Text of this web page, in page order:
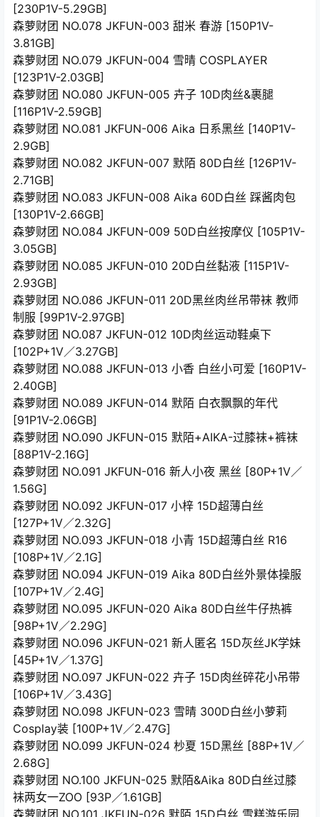
[230P1V-5.29GB]
森萝财团 NO.078 JKFUN-003 甜米 春游 [150P1V-
3.81GB]
森萝财团 NO.079 JKFUN-004 雪晴 COSPLAYER
[123P1V-2.03GB]
森萝财团 NO.080 JKFUN-005 卉子 10D肉丝&裹腿
[116P1V-2.59GB]
森萝财团 NO.081 JKFUN-006 Aika 日系黑丝 [140P1V-
2.9GB]
森萝财团 NO.082 JKFUN-007 默陌 80D白丝 [126P1V-
2.71GB]
森萝财团 NO.083 JKFUN-008 Aika 60D白丝 踩酱肉包
[130P1V-2.66GB]
森萝财团 NO.084 JKFUN-009 50D白丝按摩仪 [105P1V-
3.05GB]
森萝财团 NO.085 JKFUN-010 20D白丝黏液 [115P1V-
2.93GB]
森萝财团 NO.086 JKFUN-011 20D黑丝肉丝吊带袜 教师
制服 [99P1V-2.97GB]
森萝财团 NO.087 JKFUN-012 10D肉丝运动鞋桌下
[102P+1V／3.27GB]
森萝财团 NO.088 JKFUN-013 小香 白丝小可爱 [160P1V-
2.40GB]
森萝财团 NO.089 JKFUN-014 默陌 白衣飘飘的年代
[91P1V-2.06GB]
森萝财团 NO.090 JKFUN-015 默陌+AIKA-过膝袜+裤袜
[88P1V-2.16G]
森萝财团 NO.091 JKFUN-016 新人小夜 黑丝 [80P+1V／
1.56G]
森萝财团 NO.092 JKFUN-017 小梓 15D超薄白丝
[127P+1V／2.32G]
森萝财团 NO.093 JKFUN-018 小青 15D超薄白丝 R16
[108P+1V／2.1G]
森萝财团 NO.094 JKFUN-019 Aika 80D白丝外景体操服
[107P+1V／2.4G]
森萝财团 NO.095 JKFUN-020 Aika 80D白丝牛仔热裤
[98P+1V／2.29G]
森萝财团 NO.096 JKFUN-021 新人匿名 15D灰丝JK学妹
[45P+1V／1.37G]
森萝财团 NO.097 JKFUN-022 卉子 15D肉丝碎花小吊带
[106P+1V／3.43G]
森萝财团 NO.098 JKFUN-023 雪晴 300D白丝小萝莉
Cosplay装 [100P+1V／2.47G]
森萝财团 NO.099 JKFUN-024 杪夏 15D黑丝 [88P+1V／
2.68G]
森萝财团 NO.100 JKFUN-025 默陌&Aika 80D白丝过膝
袜两女一ZOO [93P／1.61GB]
森萝财团 NO.101 JKFUN-026 默陌 15D白丝 雪糕游乐园